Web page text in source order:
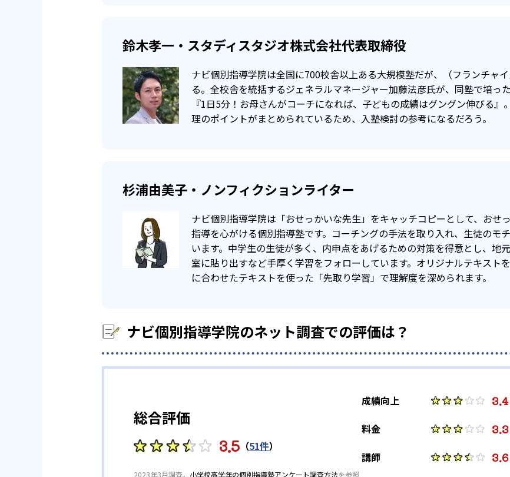
鈴木孝一・スタディスタジオ株式会社代表取締役
ナビ個別指導学院は全国に700校舎以上ある大規模塾だが、（フランチャ
る。全校舎を統括するジェネラルマネージャー加藤法彦氏が、同塾で培っ
『1日5分！お母さんがコーチになれば、子どもの成績はグングン伸びる
理のポイントがまとめられているため、入塾検討の参考になるだろう。
杉浦由美子・ノンフィクションライター
ナビ個別指導学院は「おせっかいな先生」をキャッチコピーとして、おせ
指導を心がける個別指導塾です。コーチングの手法を取り入れ、生徒のモ
います。中学生の生徒が多く、内申点をあげるための対策を得意とし、地
室に貼り出すなど手厚く学習をフォローしています。オリジナルテキスト
に合わせたテキストを使った「先取り学習」で理解度を深められます。
ナビ個別指導学院のネット調査での評価は？
総合評価
3.5 （51件）
2023年3月調査。 小学校高学年の個別指導塾アンケート調査方法を参照
成績向上 3.4
料金 3.3
講師 3.6